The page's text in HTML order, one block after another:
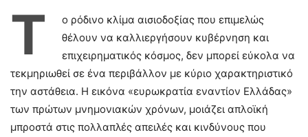
Τ
ο ρόδινο κλίμα αισιοδοξίας που επιμελώς
θέλουν να καλλιεργήσουν κυβέρνηση και
επιχειρηματικός κόσμος, δεν μπορεί εύκολα να
τεκμηριωθεί σε ένα περιβάλλον με κύριο χαρακτηριστικό
την αστάθεια. Η εικόνα «ευρωκρατία εναντίον Ελλάδας»
των πρώτων μνημονιακών χρόνων, μοιάζει απλοϊκή
μπροστά στις πολλαπλές απειλές και κινδύνους που